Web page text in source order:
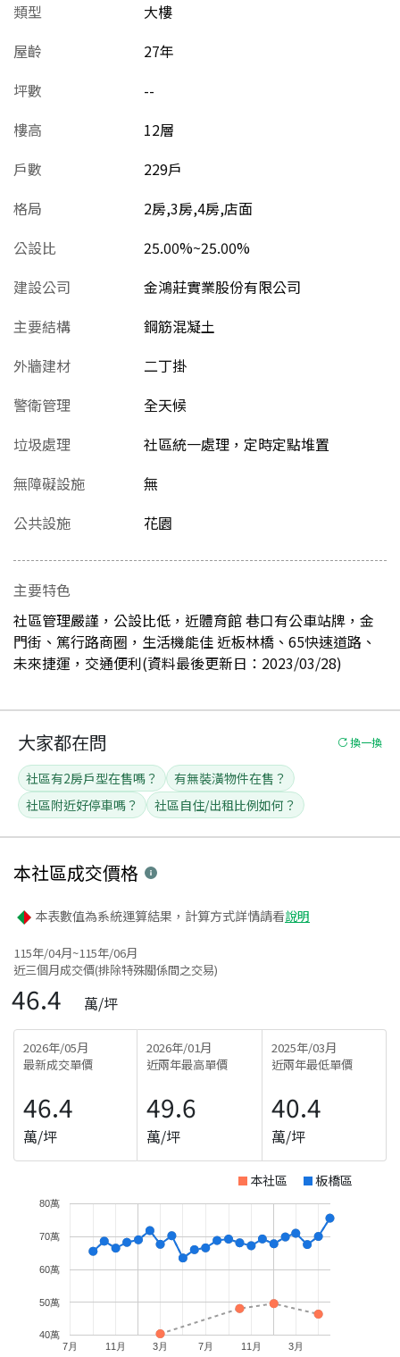
類型
大樓
屋齡
27年
坪數
--
樓高
12層
戶數
229戶
格局
2房,3房,4房,店面
公設比
25.00%~25.00%
建設公司
金鴻莊實業股份有限公司
主要結構
鋼筋混凝土
外牆建材
二丁掛
警衛管理
全天候
垃圾處理
社區統一處理，定時定點堆置
無障礙設施
無
公共設施
花園
主要特色
社區管理嚴謹，公設比低，近體育館 巷口有公車站牌，金
門街、篤行路商圈，生活機能佳 近板林橋、65快速道路、
未來捷運，交通便利(資料最後更新日：2023/03/28)
大家都在問 換一換
社區有2房戶型在售嗎？
有無裝潢物件在售？
社區附近好停車嗎？
社區自住/出租比例如何？
本社區成交價格
本表數值為系統運算結果，計算方式詳情請看說明
115年/04月~115年/06月
近三個月成交價(排除特殊關係間之交易)
46.4 萬/坪
2026年/05月
最新成交單價
46.4
萬/坪
2026年/01月
近兩年最高單價
49.6
萬/坪
2025年/03月
近兩年最低單價
40.4
萬/坪
本社區 板橋區
7月 11月 3月 7月 11月 3月
40萬
50萬
60萬
70萬
80萬